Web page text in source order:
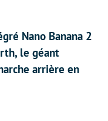
Nano Banana 2
le géant
arrière en